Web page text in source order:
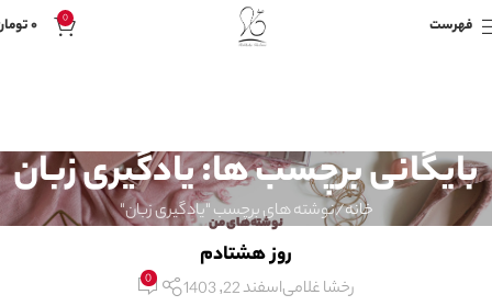
فهرست 0 ۰
بایگانی برچسب ها: یادگیری زبان
خانه نوشته های برچسب "یادگیری زبان"
نوشته‌های من
روز هشتادم
رخشا غلامیاسفند 22, 1403 0